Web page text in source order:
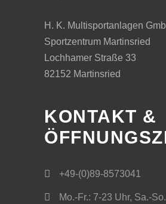
H. K. Multisportanlagen
Sportzentrum Martinsried
Lochhamer Straße 33
82152 Martinsried
KONTAKT &
+49-(0)89-8573041
Mo.-Fr.: 7-23 Uhr, Sa.-